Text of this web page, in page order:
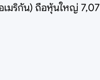
เมริกัน) ถือหุ้นใหญ่